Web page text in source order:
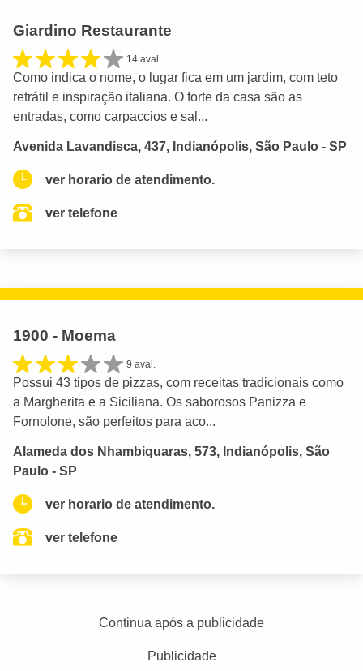
Giardino Restaurante
14 aval.
Como indica o nome, o lugar fica em um jardim, com teto
retrátil e inspiração italiana. O forte da casa são as
entradas, como carpaccios e sal...
Avenida Lavandisca, 437, Indianópolis, São Paulo - SP
ver horario de atendimento.
ver telefone
1900 - Moema
9 aval.
Possui 43 tipos de pizzas, com receitas tradicionais como
a Margherita e a Siciliana. Os saborosos Panizza e
Fornolone, são perfeitos para aco...
Alameda dos Nhambiquaras, 573, Indianópolis, São
Paulo - SP
ver horario de atendimento.
ver telefone
Continua após a publicidade
Publicidade